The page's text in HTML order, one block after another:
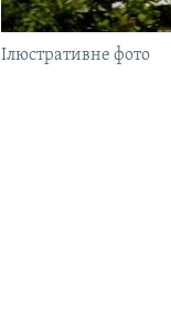
Ілюстративне фото